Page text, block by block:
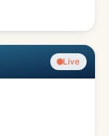
Live